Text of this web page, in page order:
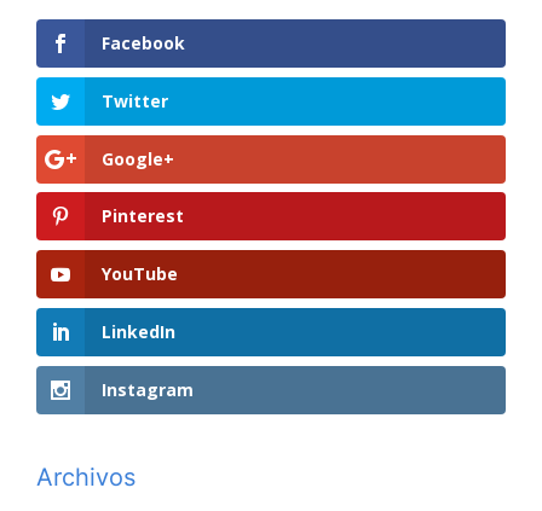
Facebook
Twitter
Google+
Pinterest
YouTube
LinkedIn
Instagram
Archivos